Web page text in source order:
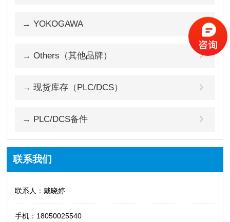
→ YOKOGAWA
→ Others（其他品牌）
→ 现货库存（PLC/DCS）
→ PLC/DCS备件
联系我们
联系人：戴晓婷
手机：18050025540